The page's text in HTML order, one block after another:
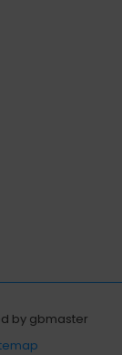
by gbmaster